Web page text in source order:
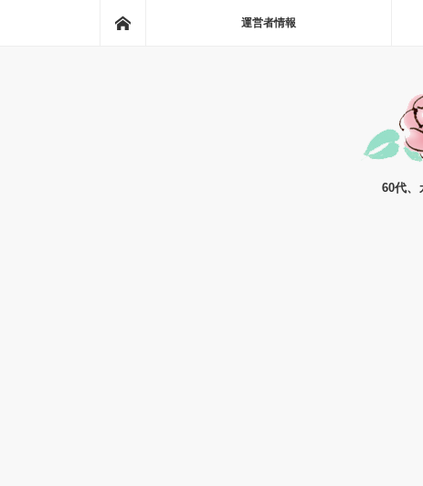
運営者情報
60代、